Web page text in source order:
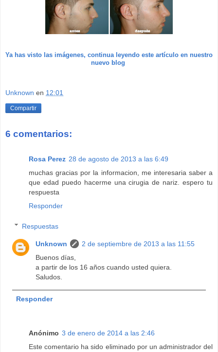
Ya has visto las imágenes, continua leyendo este artículo en nuestro
nuevo blog
Unknown en 12:01
Compartir
6 comentarios:
Rosa Perez 28 de agosto de 2013 a las 6:49
muchas gracias por la informacion, me interesaria saber a
que edad puedo hacerme una cirugia de nariz. espero tu
respuesta
Responder
Respuestas
Unknown
2 de septiembre de 2013 a las 11:55
Buenos días,
a partir de los 16 años cuando usted quiera.
Saludos.
Responder
Anónimo 3 de enero de 2014 a las 2:46
Este comentario ha sido eliminado por un administrador del